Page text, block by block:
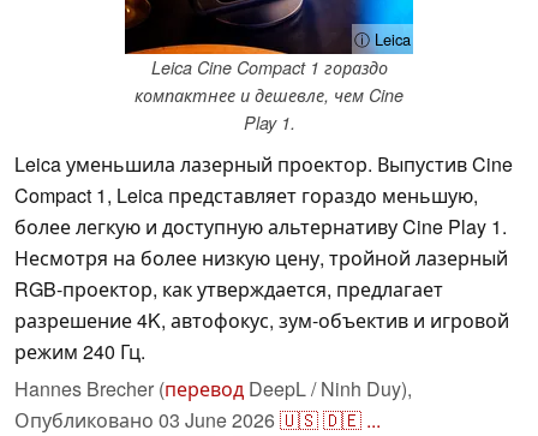
ⓘ Leica
Leica Cine Compact 1 гораздо
компактнее и дешевле, чем Cine
Play 1.
Leica уменьшила лазерный проектор. Выпустив Cine
Compact 1, Leica представляет гораздо меньшую,
более легкую и доступную альтернативу Cine Play 1.
Несмотря на более низкую цену, тройной лазерный
RGB-проектор, как утверждается, предлагает
разрешение 4K, автофокус, зум-объектив и игровой
режим 240 Гц.
Hannes Brecher (перевод DeepL / Ninh Duy),
Опубликовано 03 June 2026🇺🇸🇩🇪 ...